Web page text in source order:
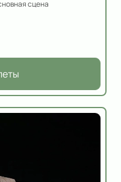
сцена